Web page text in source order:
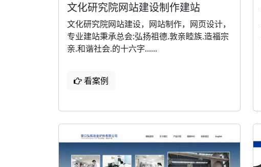
文化研究院网站建设制作建站
文化研究院网站建设，网站制作，网页设计，
专业建站秉承总会:弘扬祖德.敦亲睦族.造福宗
亲.和谐社会.的十六字......
看案例